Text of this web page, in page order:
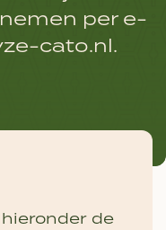
per e-
cato.nl.
de